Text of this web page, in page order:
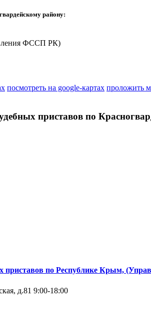
району:
ФССП РК)
посмотреть на google-картах проложить
приставов по
приставов по Республике Крым,
д.81 9:00-18:00